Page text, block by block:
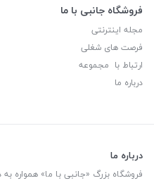
فروشگاه جانبی با ما
مجله اینترنتی
فرصت های شغلی
ارتباط با مجموعه
درباره ما
درباره ما
فروشگاه بزرگ «جانبی با ما» همواره